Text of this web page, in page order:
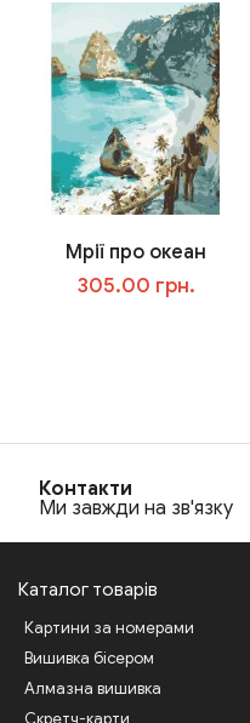
Мрії про океан
305.00 грн.
Контакти
Ми завжди на зв'язку
Каталог товарів
Картини за номерами
Вишивка бісером
Алмазна вишивка
Скретч-карти